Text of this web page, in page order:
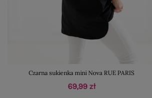
Czarna sukienka mini Nova RUE PARIS
69,99 zł